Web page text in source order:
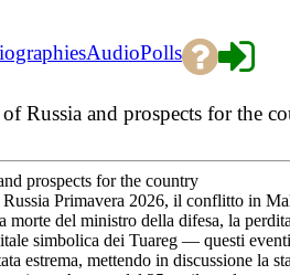
AudioPolls
Russia and prospects for the
prospects for the country
Primavera 2026, il conflitto in
del ministro della difesa, la
simbolica dei Tuareg — questi
estrema, mettendo in discussione la